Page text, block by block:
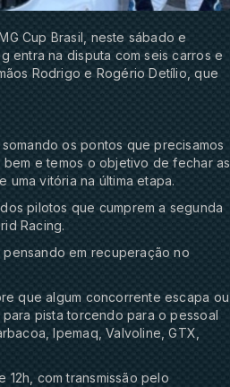
Cup Brasil, neste sábado e
entra na disputa com seis carros e
Rodrigo e Rogério Detílio, que
os pontos que precisamos
e temos o objetivo de fechar as
uma vitória na última etapa.
pilotos que cumprem a segunda
Racing.
pensando em recuperação no
que algum concorrente escapa ou
para pista torcendo para o pessoal
Ipemaq, Valvoline, GTX,
12h, com transmissão pelo